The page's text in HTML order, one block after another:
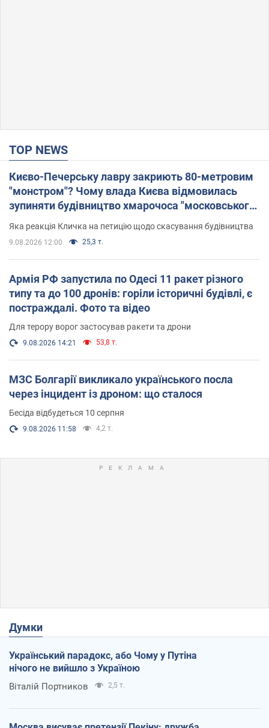
TOP NEWS
Києво-Печерську лавру закриють 80-метровим
"монстром"? Чому влада Києва відмовилась
зупиняти будівництво хмарочоса "московського
вірянина"
Яка реакція Кличка на петицію щодо скасування будівництва
9.08.2026 12:00 25,3 т.
Армія РФ запустила по Одесі 11 ракет різного
типу та до 100 дронів: горіли історичні будівлі, є
постраждалі. Фото та відео
Для терору ворог застосував ракети та дрони
9.08.2026 14:21 53,8 т.
МЗС Болгарії викликало українського посла
через інцидент із дроном: що сталося
Бесіда відбудеться 10 серпня
9.08.2026 11:58 4,2 т.
Думки
Український парадокс, або Чому у Путіна
нічого не вийшло з Україною
Віталій Портников 2,5 т.